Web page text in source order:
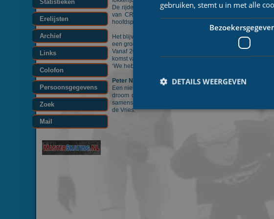
Statistieken
Erelijsten
Archief
Links
Colofon
Persoonsgegevens
Zoek
Mail
De rijders van CRV-Interfarms tonen
van CRV-Interfarms in samenwerkingsverband en met
hoofdsponsor te worden van het team CRV-Interfarms.
Het blijvende Interfarms is specialist in
een groot netwerk van aankoopbegeleiders worden
Vanaf 2009 sponsort Interfarms het schaatsteam.
komst van CRV als hoofdsponsor van de ploeg. We zijn
‘We hebben een geweldig schaatsseizoen achter de rug.
Peter Nauta nieuwe aanwinst
Een nieuwe aanwinst voor CRV-Interfarms is Peter Nauta.
droom die uitkomt om te schaatsen met mijn werkgever
samenstelling van CRV-Interfarms nu als volgt: Sander
de Vries.
gebruiken, stemt u in met alle
DETAILS WEERGEVEN